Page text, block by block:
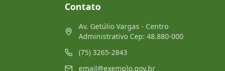
Contato
Av. Getúlio Vargas - Centro
Administrativo Cep: 48.880-000
(75) 3265-2843
email@exemplo.gov.br